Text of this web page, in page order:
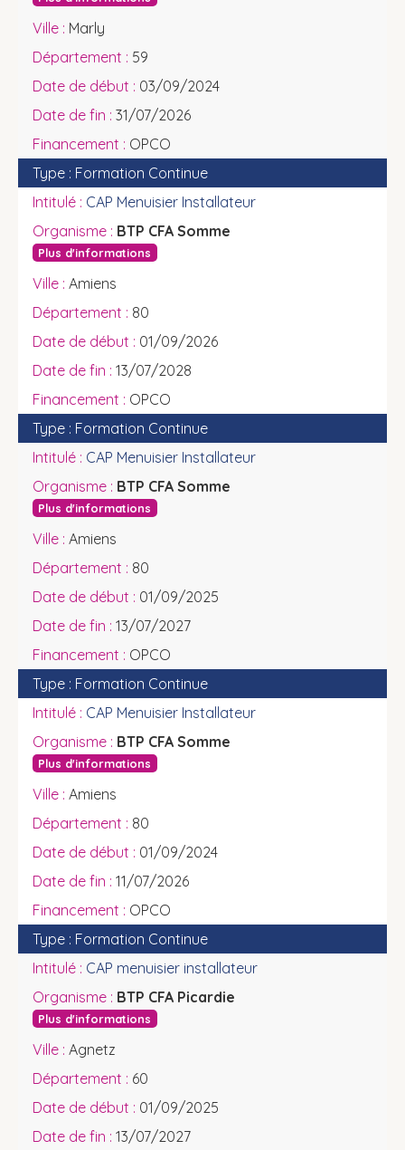
Marly
59
03/09/2024
31/07/2026
OPCO
Formation Continue
CAP Menuisier Installateur
BTP CFA Somme
Plus d'informations
Amiens
80
01/09/2026
13/07/2028
OPCO
Formation Continue
CAP Menuisier Installateur
BTP CFA Somme
Plus d'informations
Amiens
80
01/09/2025
13/07/2027
OPCO
Formation Continue
CAP Menuisier Installateur
BTP CFA Somme
Plus d'informations
Amiens
80
01/09/2024
11/07/2026
OPCO
Formation Continue
CAP menuisier installateur
BTP CFA Picardie
Plus d'informations
Agnetz
60
01/09/2025
13/07/2027